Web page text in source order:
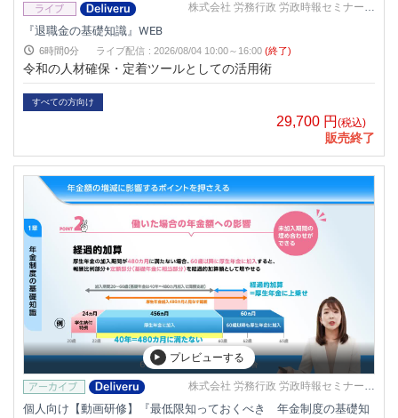
株式会社 労務行政 労政時報セミナー事
『退職金の基礎知識』WEB
6時間0分 ライブ配信 : 2026/08/04 10:00～16:00 (終了)
令和の人材確保・定着ツールとしての活用術
すべての方向け
29,700 円(税込)
販売終了
プレビューする
株式会社 労務行政 労政時報セミナー事
個人向け【動画研修】『最低限知っておくべき 年金制度の基礎知